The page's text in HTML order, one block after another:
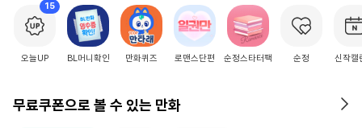
15
오늘UP BL머니확인 만화퀴즈 로맨스단편 순정스타터팩 순정 신작캘
무료쿠폰으로 볼 수 있는 만화